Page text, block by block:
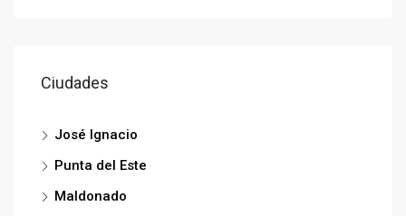
Ciudades
José Ignacio
Punta del Este
Maldonado